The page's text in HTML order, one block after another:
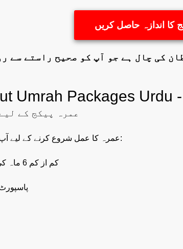
کا اندازہ حاصل کریں
کی چال ہے جو آپ کو صحیح راستے سے
عمرہ پیکج کے
عمرہ کا عمل شروع کرنے کے لیے آپ کو درج ذیل چیزیں درکار ہوں گی:
کم از کم 6 ماہ کی معیاد والا درست پاسپورٹ